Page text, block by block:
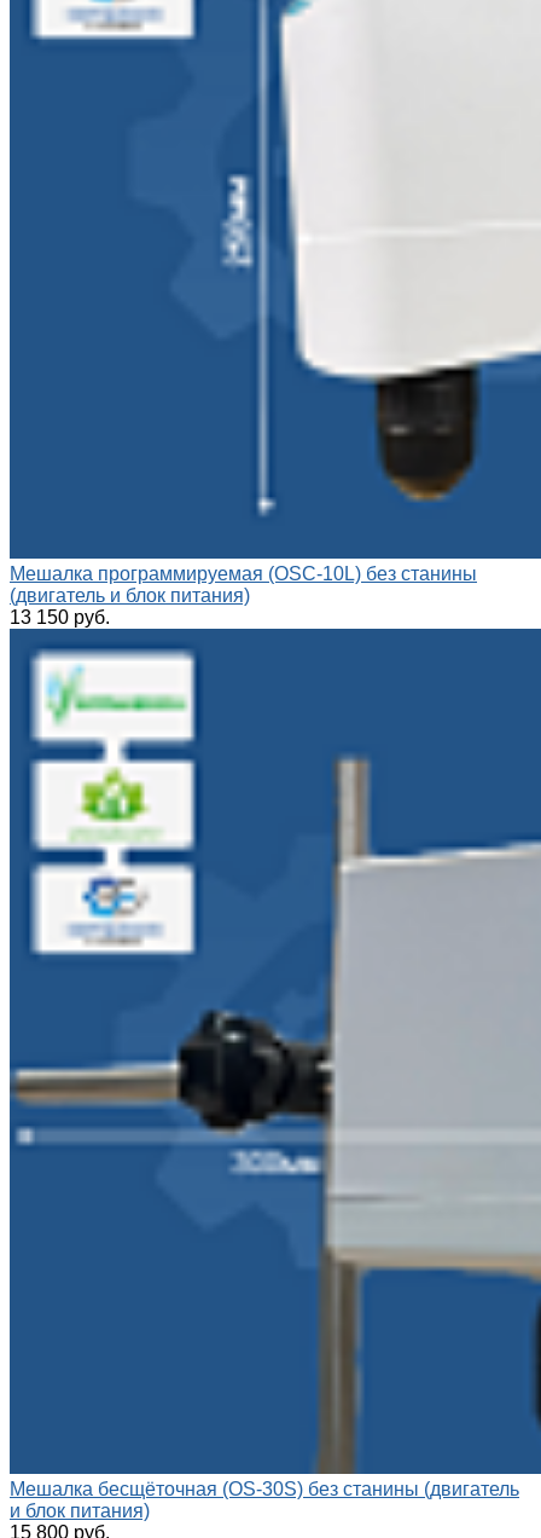
Мешалка программируемая (OSC-10L) без станины
(двигатель и блок питания)
13 150 руб.
Мешалка бесщёточная (OS-30S) без станины (двигатель
и блок питания)
15 800 руб.